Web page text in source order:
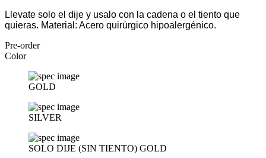
Llevate solo el dije y usalo con la cadena o el tiento que
quieras. Material: Acero quirúrgico hipoalergénico.
Pre-order
Color
GOLD
SILVER
SOLO DIJE (SIN TIENTO) GOLD